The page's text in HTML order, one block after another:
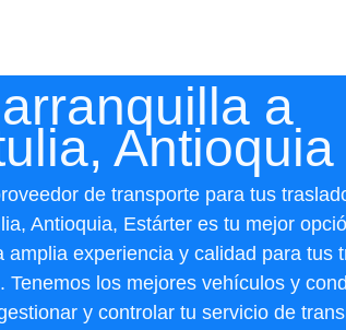
a
Antioquia
de transporte para tus
Antioquia, Estárter es tu mejor
amplia experiencia y calidad para tus
Tenemos los mejores vehículos y
y controlar tu servicio de